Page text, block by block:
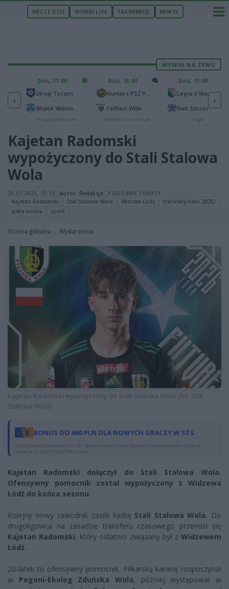
MECZE DZIŚ WYNIKI LIVE TRANSMISJE NEWSY
WYNIKI NA ŻYWO
‹
Podbeskidzie Bielsko-Biała2
2
Dziś, 11:00
Strug Tyczyn
IV liga podkarpacka
Dziś, 13:00
Metalkas 2. Ekstraliga
Dziś, 13:00
Legia II Warszawa
Świt Szczecin
II liga
›
Kajetan Radomski
wypożyczony do Stali Stalowa
Wola
23.07.2025, 13:10 Autor: Redakcja
PODOBNE TEMATY:
Kajetan Radomski
Stal Stalowa Wola Widzew Łódź
transfery (lato 2025)
piłka nożna
sport
Strona główna Wydarzenia
Kajetan Radomski wypożyczony do Stali Stalowa Wola (fot. Stal
Stalowa Wola)
BONUS DO 660 PLN DLA NOWYCH GRACZY W STS
Tylko dla osób pełnoletnich 18+. Reklamujemy tylko legalnych bukmacherów. Hazard
stwarza ryzyko straty finansowej.
Kajetan Radomski dołączył do Stali Stalowa Wola.
Ofensywny pomocnik został wypożyczony z Widzewa
Łódź do końca sezonu.
Kolejny nowy zawodnik zasilił kadrę Stali Stalowa Wola. Do
drugoligowca na zasadzie transferu czasowego przenosi się
Kajetan Radomski, który ostatnio związany był zWidzewem
Łódź.
20-latek to ofensywny pomocnik. Piłkarską karierę rozpoczynał
w Pogoni-Ekolog Zduńska Wola, później występował w